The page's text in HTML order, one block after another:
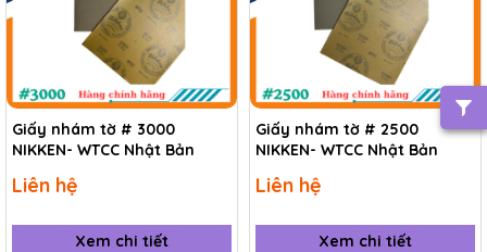
Giấy nhám tờ # 3000
NIKKEN- WTCC Nhật Bản
Liên hệ
Xem chi tiết
Giấy nhám tờ # 2500
NIKKEN- WTCC Nhật Bản
Liên hệ
Xem chi tiết